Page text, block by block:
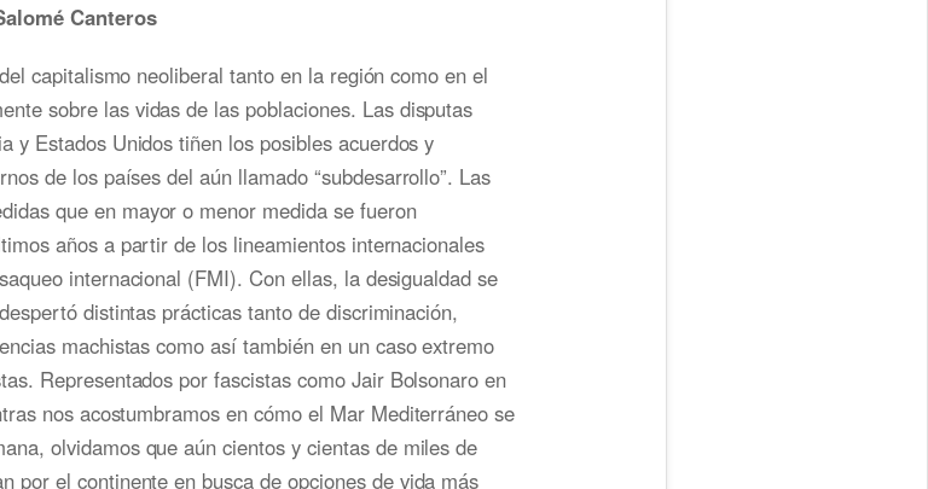
Canteros
capitalismo neoliberal tanto en la región como en el
sobre las vidas de las poblaciones. Las disputas
y Estados Unidos tiñen los posibles acuerdos y
de los países del aún llamado “subdesarrollo”. Las
que en mayor o menor medida se fueron
años a partir de los lineamientos internacionales
internacional (FMI). Con ellas, la desigualdad se
distintas prácticas tanto de discriminación,
machistas como así también en un caso extremo
Representados por fascistas como Jair Bolsonaro en
nos acostumbramos en cómo el Mar Mediterráneo se
olvidamos que aún cientos y cientas de miles de
por el continente en busca de opciones de vida más